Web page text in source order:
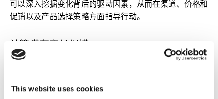
This website uses cookies
可以深入挖掘变化背后的驱动因素，从而在渠道、价格和
促销以及产品选择策略方面指导行动。
凯度消费者指数可以进一步测算每一个举动的潜在影响，